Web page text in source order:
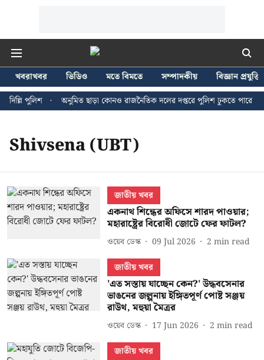
খবরাখবর ভিডিও মতে বিমতে সম্পাদকীয়
বিজ্ঞান প্রযুক্তি
পুলিশ
অনুমিত ছাড়া কোনও রাজনৈতিক দলের দপ্তরে পুলিশ ঢুকতে পারে না -
Shivsena (UBT)
জাতীয় খবর
একনাথ শিন্ধের অফিসে শারদ পাওয়ার;
মহারাষ্ট্রের বিরোধী জোটে ফের ফাটল?
ওয়েব ডেস্ক 09 Jul 2026 2 min read
জাতীয় খবর
'এত সস্তায় যাচ্ছেন কেন?' উদ্ধবসেনার
ভাঙনের জল্পনায় ইঙ্গিতপূর্ণ পোষ্ট সঞ্জয়
রাউথ, মহুয়া মৈত্রর
ওয়েব ডেস্ক 17 Jun 2026 2 min read
জাতীয় খবর